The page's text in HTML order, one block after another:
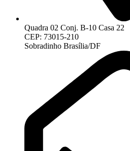
Quadra 02 Conj. B-10 Casa 22
CEP: 73015-210
Sobradinho Brasília/DF